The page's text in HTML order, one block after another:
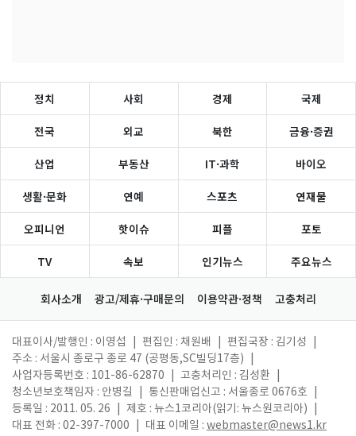
정치 사회 경제 국제
전국 외교 북한 금융·증권
산업 부동산 IT·과학 바이오
생활·문화 연예 스포츠 연재물
오피니언 핫이슈 피플 포토
TV 속보 인기뉴스 주요뉴스
회사소개 광고/제휴·구매문의 이용약관·정책 고충처리
대표이사/발행인 : 이영섭 편집인 : 채원배 편집국장 : 김기성
주소 : 서울시 종로구 종로 47 (공평동,SC빌딩17층)
사업자등록번호 : 101-86-62870
고충처리인 : 김성환
청소년보호책임자 : 안병길
통신판매업신고 : 서울종로 0676호
등록일 : 2011. 05. 26
제호 : 뉴스1코리아(읽기: 뉴스원코리아)
대표 전화 : 02-397-7000
대표 이메일 : webmaster@news1.kr